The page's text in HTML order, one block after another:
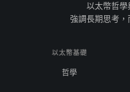
以太幣哲
強調長期思考
以太幣基礎
哲學